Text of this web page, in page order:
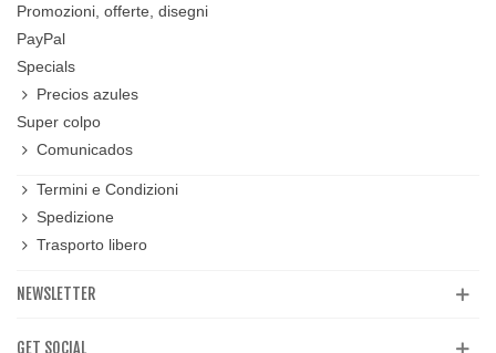
Promozioni, offerte, disegni
PayPal
Specials
Precios azules
Super colpo
Comunicados
Termini e Condizioni
Spedizione
Trasporto libero
NEWSLETTER
GET SOCIAL